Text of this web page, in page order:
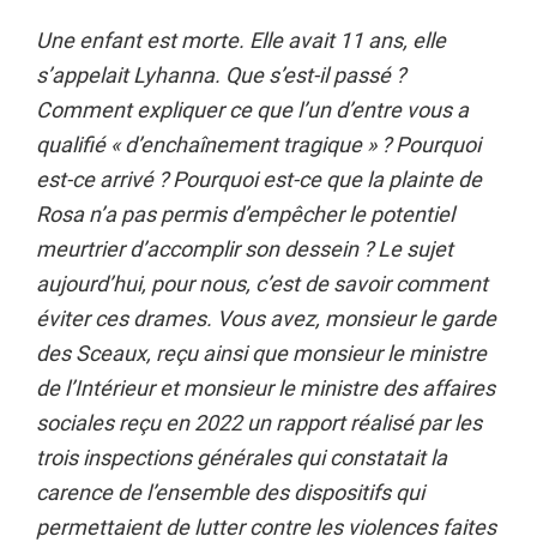
Une enfant est morte. Elle avait 11 ans, elle
s’appelait Lyhanna. Que s’est-il passé ?
Comment expliquer ce que l’un d’entre vous a
qualifié « d’enchaînement tragique » ? Pourquoi
est-ce arrivé ? Pourquoi est-ce que la plainte de
Rosa n’a pas permis d’empêcher le potentiel
meurtrier d’accomplir son dessein ? Le sujet
aujourd’hui, pour nous, c’est de savoir comment
éviter ces drames. Vous avez, monsieur le garde
des Sceaux, reçu ainsi que monsieur le ministre
de l’Intérieur et monsieur le ministre des affaires
sociales reçu en 2022 un rapport réalisé par les
trois inspections générales qui constatait la
carence de l’ensemble des dispositifs qui
permettaient de lutter contre les violences faites